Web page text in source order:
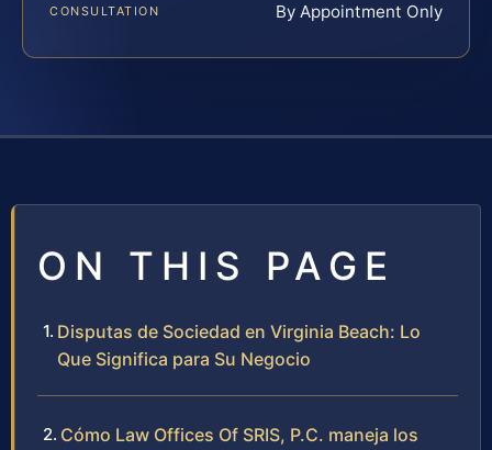
CONSULTATION By Appointment Only
ON THIS PAGE
Disputas de Sociedad en Virginia Beach: Lo
Que Significa para Su Negocio
Cómo Law Offices Of SRIS, P.C. maneja los